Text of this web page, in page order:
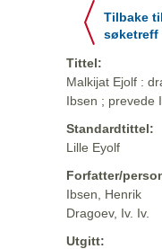
Tilbake til
søketreff
Tittel:
Malkijat Ejolf :
Ibsen ; prevede
Standardtittel:
Lille Eyolf
Forfatter/
Ibsen, Henrik
Dragoev, Iv. Iv.
Utgitt: